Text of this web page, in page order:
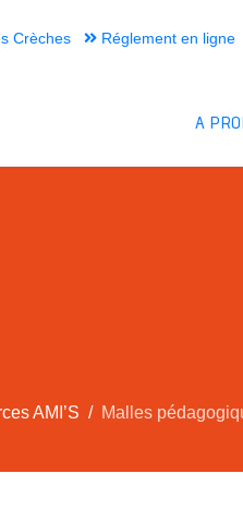
Crèches Réglement en ligne
A
AMI’S Malles